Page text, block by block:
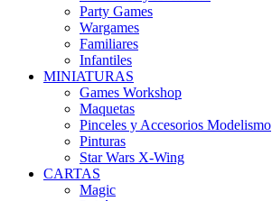
Party Games
Wargames
Familiares
Infantiles
MINIATURAS
Games Workshop
Maquetas
Pinceles y Accesorios Modelismo
Pinturas
Star Wars X-Wing
CARTAS
Magic